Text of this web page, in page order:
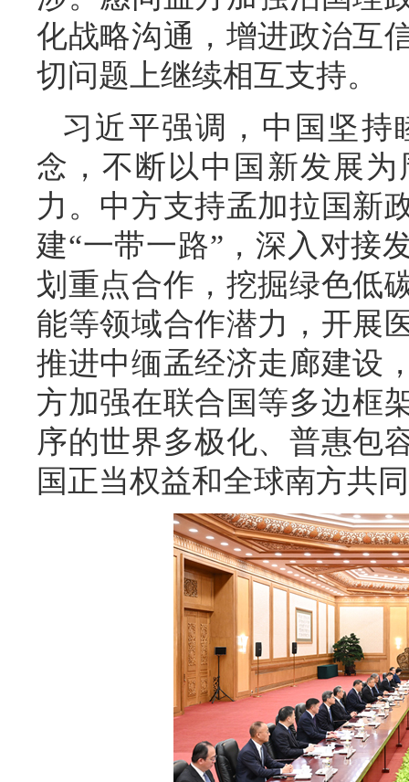
化战略沟通，增进政治互
切问题上继续相互支持。
习近平强调，中国坚持
念，不断以中国新发展
力。中方支持孟加拉国新
建“一带一路”，深入对接
划重点合作，挖掘绿色低
能等领域合作潜力，开展
推进中缅孟经济走廊建设
方加强在联合国等多边框
序的世界多极化、普惠包
国正当权益和全球南方共